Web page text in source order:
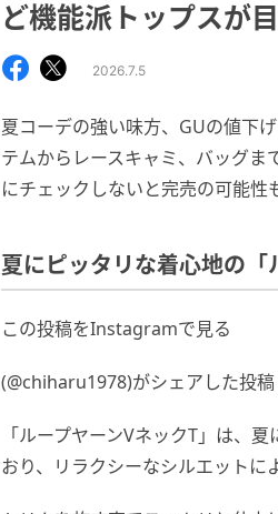
ど機能派トップスが
2026.7.5
夏コーデの強い味方、GUの値下
テムからレースキャミ、バッグま
にチェックしないと完売の可能性
夏にピッタリな着心地の「
この投稿をInstagramで見る
(@chiharu1978)がシェアした投稿
「ループヤーンVネックT」は、
おり、リラクシーなシルエットに